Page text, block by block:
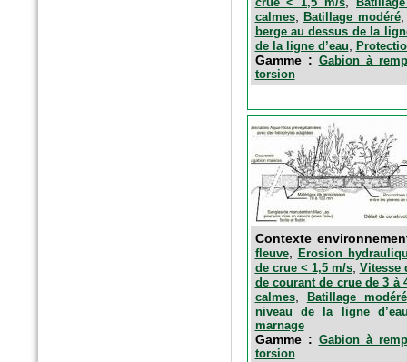
calmes, Batillage modéré
berge au dessus de la
de la ligne d’eau
Gamme : Gabion à
torsion
Contexte
fleuve,
Erosion
de crue < 1,5 m/s, Vitesse
de courant de crue de 3 à
calmes, Batillage modéré
niveau de la ligne
marnage
Gamme : Gabion à
torsion